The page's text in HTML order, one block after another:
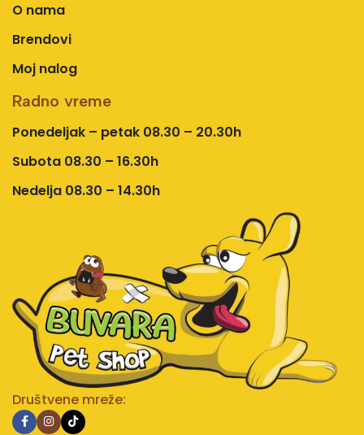
O nama
Brendovi
Moj nalog
Radno vreme
Ponedeljak – petak 08.30 – 20.30h
Subota 08.30 – 16.30h
Nedelja 08.30 – 14.30h
Društvene mreže: